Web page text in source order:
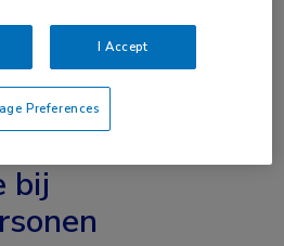
eigenschappen en wordt
van COVID-19. Er
uit gerandomiseerde studies
bij
I Accept
Preferences